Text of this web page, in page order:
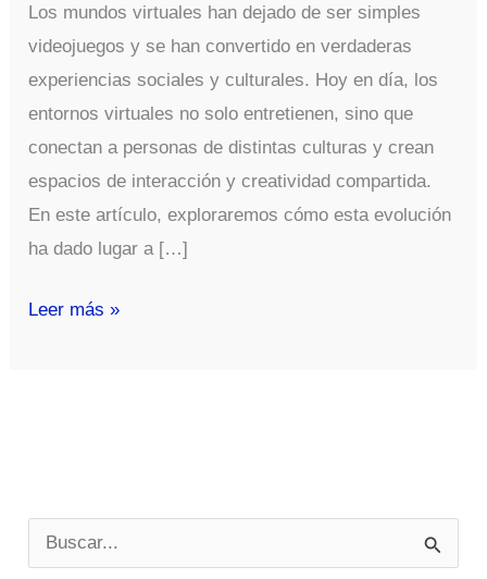
Los mundos virtuales han dejado de ser simples
videojuegos y se han convertido en verdaderas
experiencias sociales y culturales. Hoy en día, los
entornos virtuales no solo entretienen, sino que
conectan a personas de distintas culturas y crean
espacios de interacción y creatividad compartida.
En este artículo, exploraremos cómo esta evolución
ha dado lugar a […]
Los
Videojuegos
Leer más »
u